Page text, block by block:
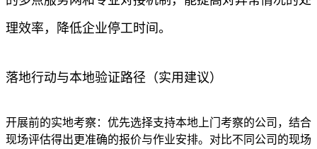
理效率，降低企业停工时间。
落地行动与本地验证路径（实用建议）
开展前的实地考察：优先选择支持本地上门考察的公司，结合
现场评估得出更准确的报价与作业安排。对比不同公司的现场